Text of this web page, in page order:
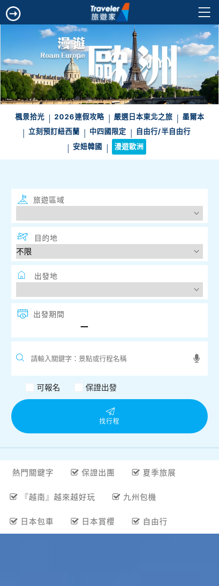
楓景拾光 2026連假攻略 嚴選日本東北之旅
墨爾本
立刻預訂紐西蘭
中四國限定
自由行/半自由行
安妞韓國
漫遊歐洲
旅遊區域
目的地
出發地
出發期間
可報名 保證出發
找行程
熱門關鍵字 保證出團 夏季旅展
『越南』越來越好玩 九州包機
日本包車 日本賞櫻 自由行